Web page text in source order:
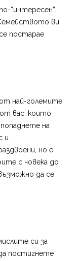
“интересен”.
ви
постарае
най-големите
вас, които
на
и
но е
с човека до
да се
си за
постигнете